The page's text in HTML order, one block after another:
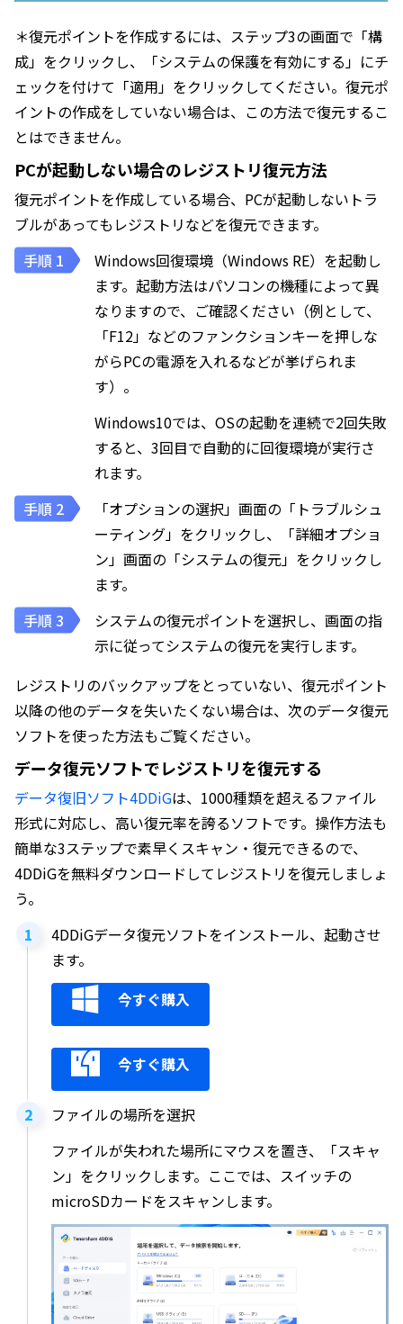
＊復元ポイントを作成するには、ステップ3の画面で「構
成」をクリックし、「システムの保護を有効にする」にチ
ェックを付けて「適用」をクリックしてください。復元ポ
イントの作成をしていない場合は、この方法で復元するこ
とはできません。
PCが起動しない場合のレジストリ復元方法
復元ポイントを作成している場合、PCが起動しないトラ
ブルがあってもレジストリなどを復元できます。
Windows回復環境（Windows RE）を起動し
ます。起動方法はパソコンの機種によって異
なりますので、ご確認ください（例として、
「F12」などのファンクションキーを押しな
がらPCの電源を入れるなどが挙げられま
す）。
Windows10では、OSの起動を連続で2回失敗
すると、3回目で自動的に回復環境が実行さ
れます。
「オプションの選択」画面の「トラブルシュ
ーティング」をクリックし、「詳細オプショ
ン」画面の「システムの復元」をクリックし
ます。
システムの復元ポイントを選択し、画面の指
示に従ってシステムの復元を実行します。
レジストリのバックアップをとっていない、復元ポイント
以降の他のデータを失いたくない場合は、次のデータ復元
ソフトを使った方法もご覧ください。
データ復元ソフトでレジストリを復元する
データ復旧ソフト4DDiGは、1000種類を超えるファイル
形式に対応し、高い復元率を誇るソフトです。操作方法も
簡単な3ステップで素早くスキャン・復元できるので、
4DDiGを無料ダウンロードしてレジストリを復元しましょ
う。
4DDiGデータ復元ソフトをインストール、起動させ
ます。
今すぐ購入
今すぐ購入
ファイルの場所を選択
ファイルが失われた場所にマウスを置き、「スキャ
ン」をクリックします。ここでは、スイッチの
microSDカードをスキャンします。